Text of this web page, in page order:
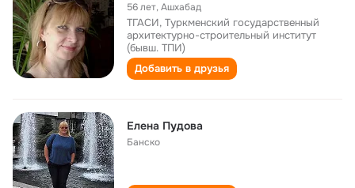
56 лет,Ашхабад
ТГАСИ, Туркменский государственный
архитектурно-строительный институт
(бывш. ТПИ)
Добавить в друзья
Елена Пудова
Банско